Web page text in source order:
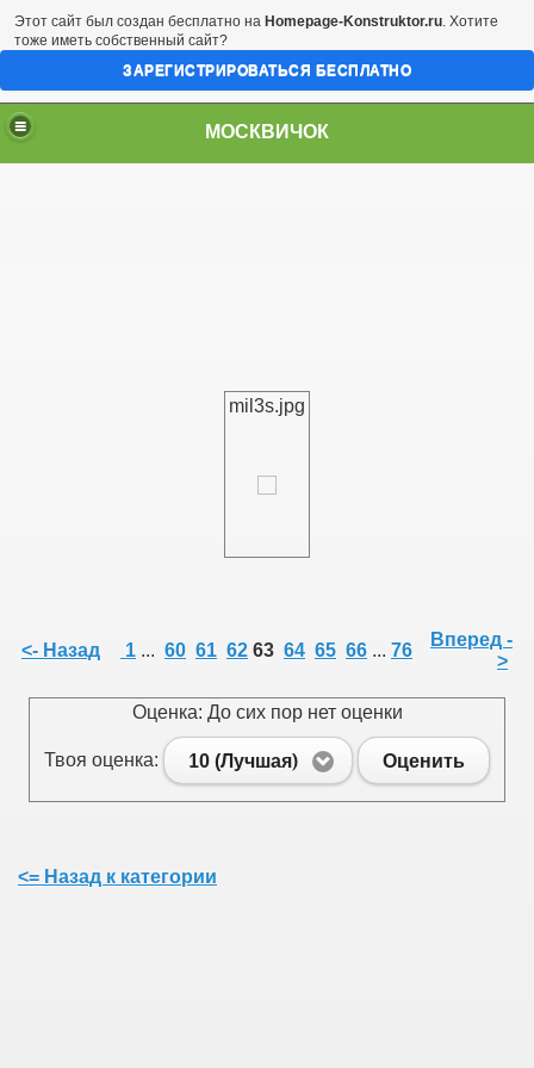
МОСКВИЧОК
mil3s.jpg
<- Назад 1 ... 60 61 62 63 64 65 66 ... 76
Вперед -
>
Оценка: До сих пор нет оценки
Твоя оценка: 10 (Лучшая) Оценить
<= Назад к категории
Этот сайт был создан бесплатно на Homepage-Konstruktor.ru. Хотите
тоже иметь собственный сайт?
ЗАРЕГИСТРИРОВАТЬСЯ БЕСПЛАТНО